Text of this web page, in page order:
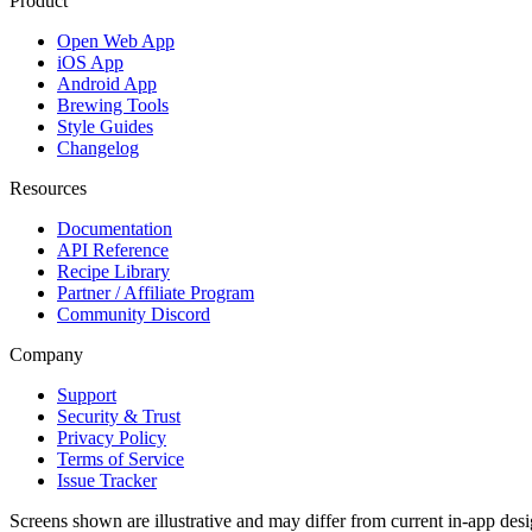
Open Web App
iOS App
Android App
Brewing Tools
Style Guides
Changelog
Resources
Documentation
API Reference
Recipe Library
Partner / Affiliate Program
Community Discord
Company
Support
Security & Trust
Privacy Policy
Terms of Service
Issue Tracker
Screens shown are illustrative and may differ from current in-app